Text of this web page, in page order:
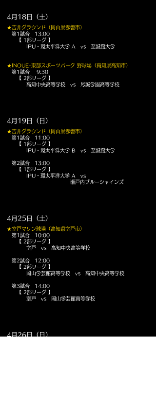
4月18日（土）
★吉井グラウンド（岡山県赤磐市）
第1試合 13:00
【 1部リーグ 】
IPU・環太平洋大学 A vs 至誠館大学
★INOUE･東部スポーツパーク 野球場（高知県高知市）​
第1試合 9:30
【 2部リーグ 】
高知中央高等学校 vs 尽誠学園高等学校
4月19日（日）
★吉井グラウンド（岡山県赤磐市）
第1試合 11:00
【 1部リーグ 】
IPU・環太平洋大学 B vs 至誠館大学
第2試合 13:00
【 1部リーグ 】
IPU・環太平洋大学 A vs
瀬戸内ブルーシャインズ
4月25日（土）
★室戸マリン球場（高知県室戸市）
第1試合 10:00
【 2部リーグ 】
室戸 vs 高知中央高等学校
第2試合 12:00
【 2部リーグ 】
岡山学芸館高等学校 vs 高知中央高等学校
第3試合 14:00
【 2部リーグ 】
室戸 vs 岡山学芸館高等学校
4月26日（日）